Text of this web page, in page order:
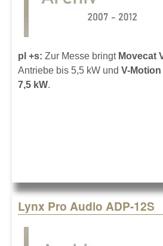
pl +s: Zur Messe bringt Movecat
Antriebe bis 5,5 kW und V-Motion
7,5 kW.
Lynx Pro Audio ADP-12S